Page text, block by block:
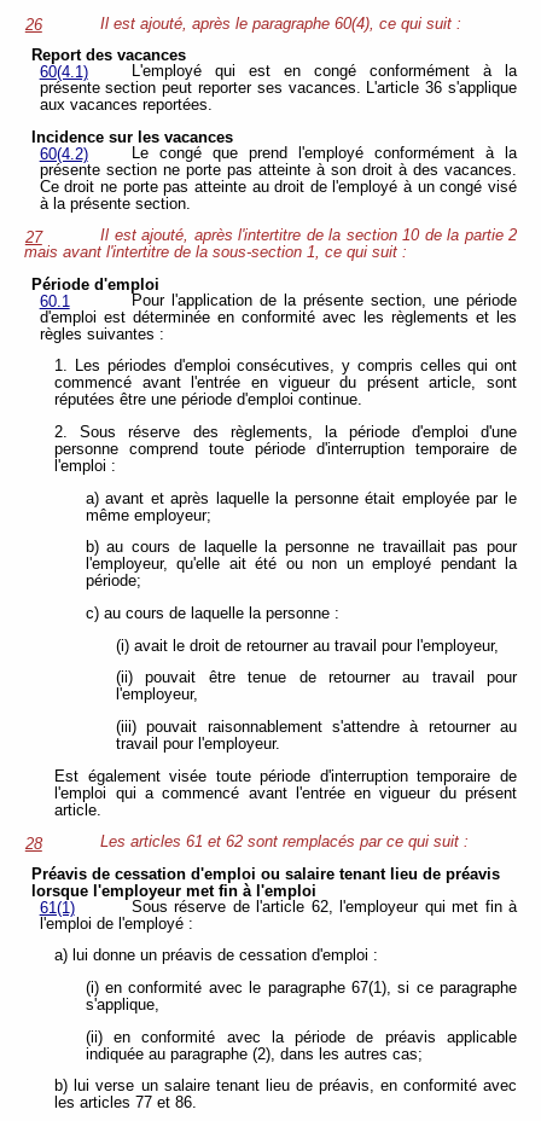
26
Il est ajouté, après le paragraphe 60(4), ce qui suit :
Report des vacances
60(4.1)
L'employé qui est en congé conformément à la
présente section peut reporter ses vacances. L'article 36 s'applique
aux vacances reportées.
Incidence sur les vacances
60(4.2)
Le congé que prend l'employé conformément à la
présente section ne porte pas atteinte à son droit à des vacances.
Ce droit ne porte pas atteinte au droit de l'employé à un congé visé
à la présente section.
27
Il est ajouté, après l'intertitre de la section 10 de la partie 2
mais avant l'intertitre de la sous-section 1, ce qui suit :
Période d'emploi
60.1
Pour l'application de la présente section, une période
d'emploi est déterminée en conformité avec les règlements et les
règles suivantes :
1. Les périodes d'emploi consécutives, y compris celles qui ont
commencé avant l'entrée en vigueur du présent article, sont
réputées être une période d'emploi continue.
2. Sous réserve des règlements, la période d'emploi d'une
personne comprend toute période d'interruption temporaire de
l'emploi :
a) avant et après laquelle la personne était employée par le
même employeur;
b) au cours de laquelle la personne ne travaillait pas pour
l'employeur, qu'elle ait été ou non un employé pendant la
période;
c) au cours de laquelle la personne :
(i) avait le droit de retourner au travail pour l'employeur,
(ii) pouvait être tenue de retourner au travail pour
l'employeur,
(iii) pouvait raisonnablement s'attendre à retourner au
travail pour l'employeur.
Est également visée toute période d'interruption temporaire de
l'emploi qui a commencé avant l'entrée en vigueur du présent
article.
28
Les articles 61 et 62 sont remplacés par ce qui suit :
Préavis de cessation d'emploi ou salaire tenant lieu de préavis
lorsque l'employeur met fin à l'emploi
61(1)
Sous réserve de l'article 62, l'employeur qui met fin à
l'emploi de l'employé :
a) lui donne un préavis de cessation d'emploi :
(i) en conformité avec le paragraphe 67(1), si ce paragraphe
s'applique,
(ii) en conformité avec la période de préavis applicable
indiquée au paragraphe (2), dans les autres cas;
b) lui verse un salaire tenant lieu de préavis, en conformité avec
les articles 77 et 86.